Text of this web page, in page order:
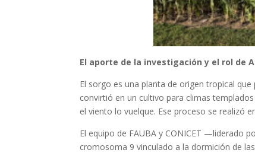
El aporte de la investigación y el rol de
El sorgo es una planta de origen tropical
convirtió en un cultivo para climas
el viento lo vuelque. Ese proceso se realizó
El equipo de FAUBA y CONICET —liderado
cromosoma 9 vinculado a la dormición de